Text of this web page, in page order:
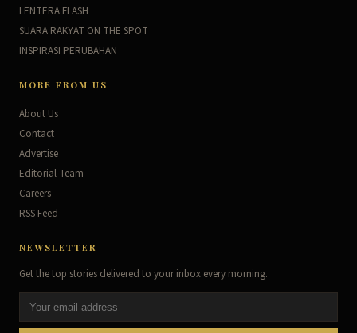
LENTERA FLASH
SUARA RAKYAT ON THE SPOT
INSPIRASI PERUBAHAN
MORE FROM US
About Us
Contact
Advertise
Editorial Team
Careers
RSS Feed
NEWSLETTER
Get the top stories delivered to your inbox every morning.